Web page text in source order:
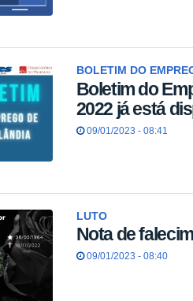
BOLETIM DO
Boletim do
2022 já está
09/01/2023 - 08:41
LUTO
Nota de
09/01/2023 - 08:40